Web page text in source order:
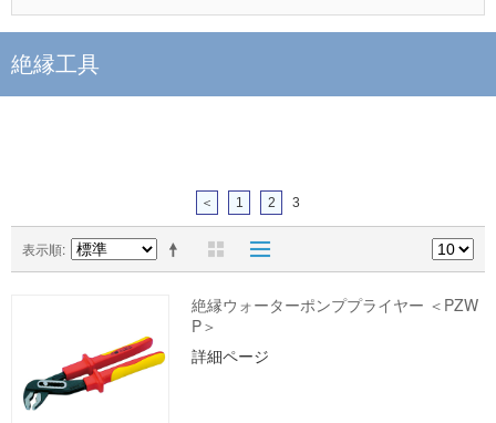
絶縁工具
＜ 1 2 3
表示順
絶縁ウォーターポンププライヤー ＜PZW
P＞
詳細ページ